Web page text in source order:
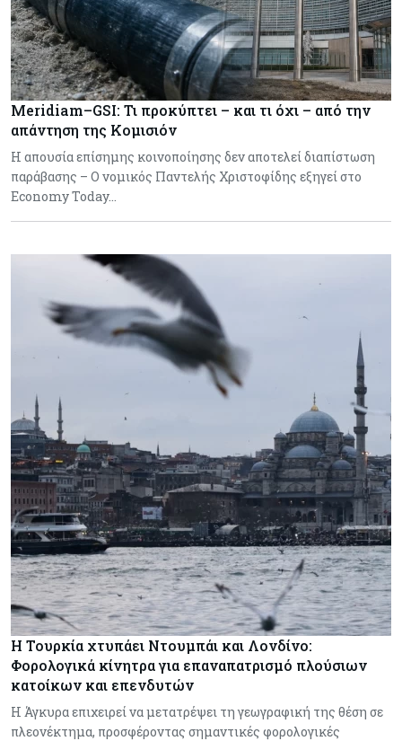
Meridiam–GSI: Τι προκύπτει – και τι όχι – από την
απάντηση της Κομισιόν
Η απουσία επίσημης κοινοποίησης δεν αποτελεί διαπίστωση
παράβασης – Ο νομικός Παντελής Χριστοφίδης εξηγεί στο
Economy Today…
Η Τουρκία χτυπάει Ντουμπάι και Λονδίνο:
Φορολογικά κίνητρα για επαναπατρισμό πλούσιων
κατοίκων και επενδυτών
Η Άγκυρα επιχειρεί να μετατρέψει τη γεωγραφική της θέση σε
πλεονέκτημα, προσφέροντας σημαντικές φορολογικές